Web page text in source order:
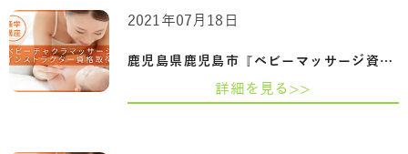
鹿児島県鹿児島市『ベビーマッサージ資格…
2021年07月18日
詳細を見る>>